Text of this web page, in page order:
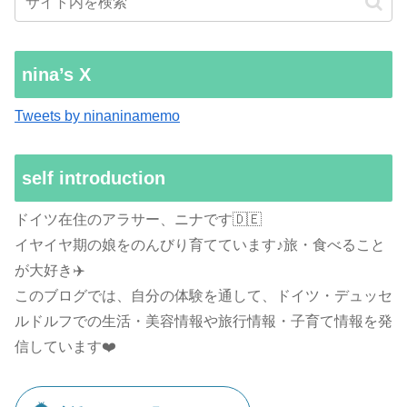
nina’s X
Tweets by ninaninamemo
self introduction
ドイツ在住のアラサー、ニナです🇩🇪
イヤイヤ期の娘をのんびり育てています♪旅・食べること
が大好き✈️
このブログでは、自分の体験を通して、ドイツ・デュッセ
ルドルフでの生活・美容情報や旅行情報・子育て情報を発
信しています❤️